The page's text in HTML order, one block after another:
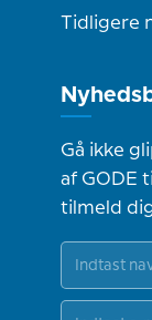
Tidligere
Gå ikke
af GODE
tilmeld